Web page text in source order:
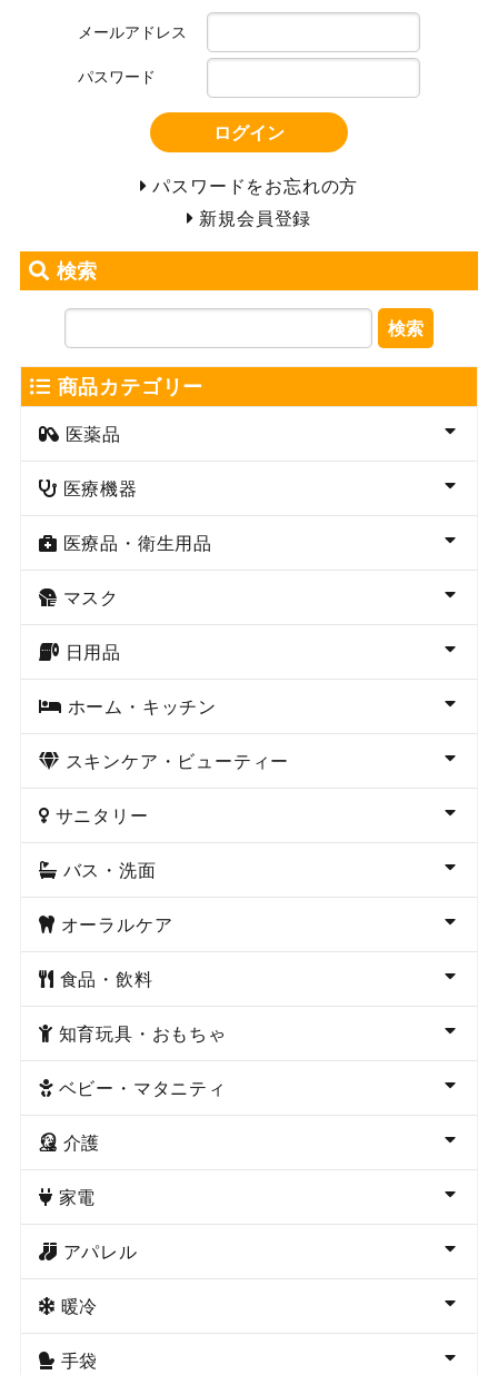
メールアドレス
パスワード
ログイン
パスワードをお忘れの方
新規会員登録
検索
検索
商品カテゴリー
医薬品
医療機器
医療品・衛生用品
マスク
日用品
ホーム・キッチン
スキンケア・ビューティー
サニタリー
バス・洗面
オーラルケア
食品・飲料
知育玩具・おもちゃ
ベビー・マタニティ
介護
家電
アパレル
暖冷
手袋